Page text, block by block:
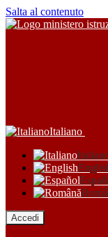
Salta al contenuto
Italiano
Accedi